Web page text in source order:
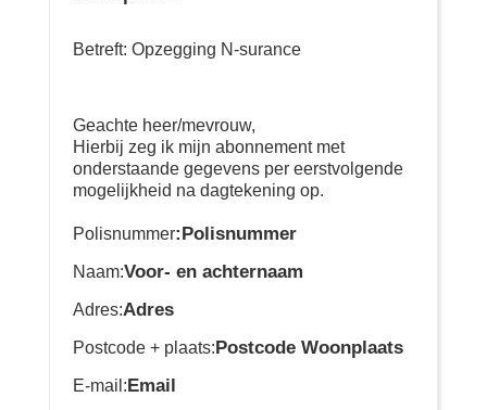
Betreft: Opzegging N-surance
Geachte heer/mevrouw,
Hierbij zeg ik mijn abonnement met
onderstaande gegevens per eerstvolgende
mogelijkheid na dagtekening op.
Polisnummer:Polisnummer
Naam:Voor- en achternaam
Adres:Adres
Postcode + plaats:Postcode Woonplaats
E-mail:Email